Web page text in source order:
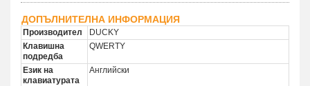
ДОПЪЛНИТЕЛНА ИНФОРМАЦИЯ
Производител
DUCKY
Клавишна
подредба
QWERTY
Език на
клавиатурата
Английски